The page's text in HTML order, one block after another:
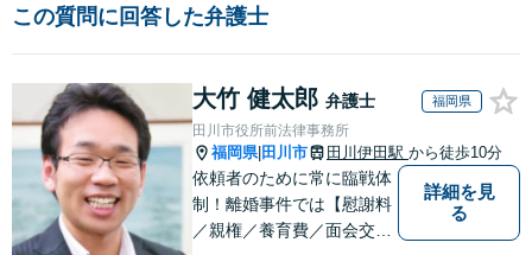
この質問に回答した弁護士
大竹 健太郎 弁護士 福岡県
田川市役所前法律事務所
福岡県| 田川市 田川伊田駅 から徒歩10分
依頼者のために常に臨戦体
制！離婚事件では【慰謝料
／親権／養育費／面会交流
詳細を見
る